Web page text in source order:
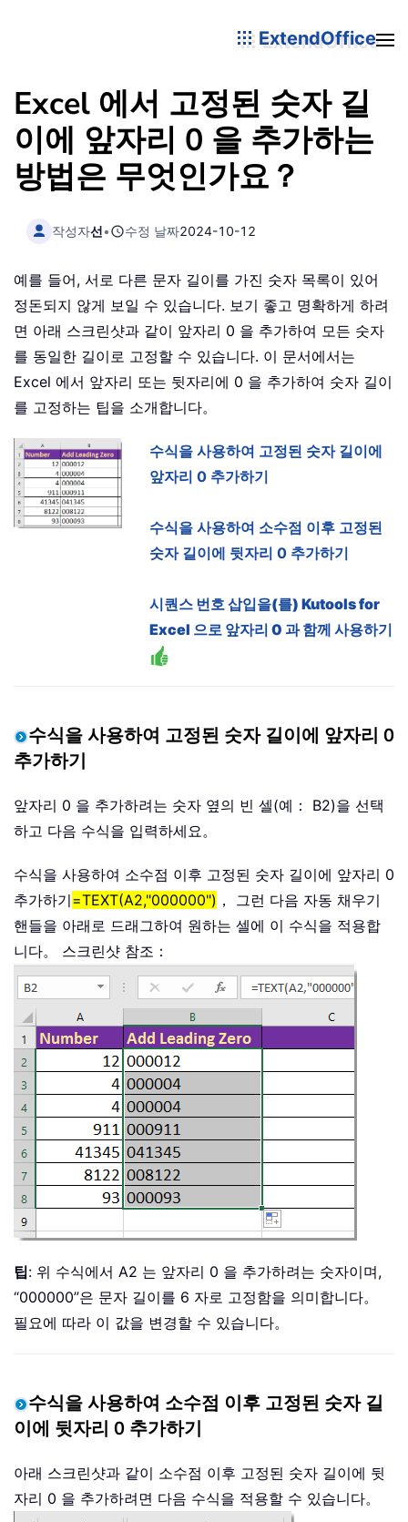
ExtendOffice
Excel 에서 고정된 숫자 길
이에 앞자리 0 을 추가하는
방법은 무엇인가요？
작성자선• 수정 날짜2024-10-12
예를 들어, 서로 다른 문자 길이를 가진 숫자 목록이 있어
정돈되지 않게 보일 수 있습니다. 보기 좋고 명확하게 하려
면 아래 스크린샷과 같이 앞자리 0 을 추가하여 모든 숫자
를 동일한 길이로 고정할 수 있습니다. 이 문서에서는
Excel 에서 앞자리 또는 뒷자리에 0 을 추가하여 숫자 길이
를 고정하는 팁을 소개합니다。
수식을 사용하여 고정된 숫자 길이에
앞자리 0 추가하기
수식을 사용하여 소수점 이후 고정된
숫자 길이에 뒷자리 0 추가하기
시퀀스 번호 삽입을(를) Kutools for
Excel 으로 앞자리 0 과 함께 사용하기
수식을 사용하여 고정된 숫자 길이에 앞자리 0
추가하기
앞자리 0 을 추가하려는 숫자 옆의 빈 셀(예： B2)을 선택
하고 다음 수식을 입력하세요。
수식을 사용하여 소수점 이후 고정된 숫자 길이에 앞자리 0
추가하기=TEXT(A2,"000000") ， 그런 다음 자동 채우기
핸들을 아래로 드래그하여 원하는 셀에 이 수식을 적용합
니다。 스크린샷 참조：
팁: 위 수식에서 A2 는 앞자리 0 을 추가하려는 숫자이며,
“000000”은 문자 길이를 6 자로 고정함을 의미합니다。
필요에 따라 이 값을 변경할 수 있습니다。
수식을 사용하여 소수점 이후 고정된 숫자 길
이에 뒷자리 0 추가하기
아래 스크린샷과 같이 소수점 이후 고정된 숫자 길이에 뒷
자리 0 을 추가하려면 다음 수식을 적용할 수 있습니다。